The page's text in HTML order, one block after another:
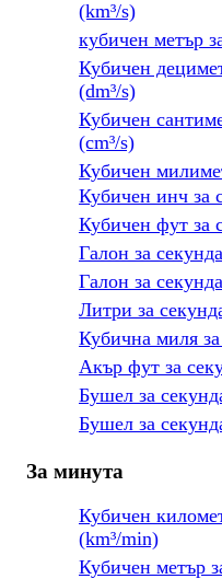
(km³/s)
кубичен метър
Кубичен
(dm³/s)
Кубичен
(cm³/s)
Кубичен
Кубичен инч за
Кубичен фут за
Галон за
Галон за
Литри за
Кубична миля
Акър фут за
Бушел за
Бушел за
За минута
Кубичен
(km³/min)
Кубичен метър